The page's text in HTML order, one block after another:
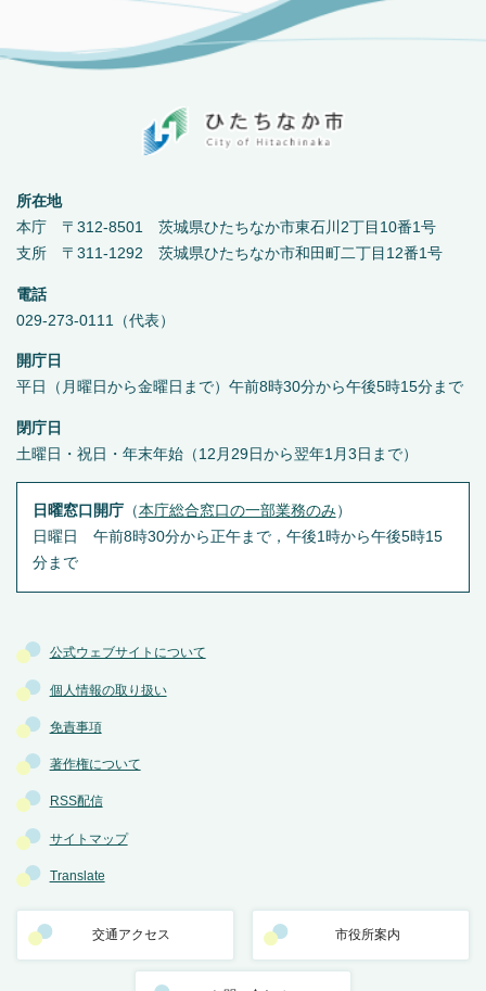
公式ウェブサイトについて
個人情報の取り扱い
免責事項
著作権について
RSS配信
サイトマップ
Translate
交通アクセス 市役所案内
所在地
本庁 〒312-8501 茨城県ひたちなか市東石川2丁目10番1号
支所 〒311-1292 茨城県ひたちなか市和田町二丁目12番1号
電話
029-273-0111（代表）
開庁日
平日（月曜日から金曜日まで）午前8時30分から午後5時15分まで
閉庁日
土曜日・祝日・年末年始（12月29日から翌年1月3日まで）
日曜窓口開庁（本庁総合窓口の一部業務のみ ）
日曜日 午前8時30分から正午まで，午後1時から午後5時15
分まで